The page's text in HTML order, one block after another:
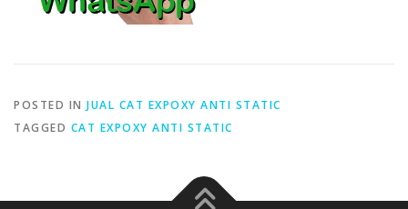
POSTED IN JUAL CAT EXPOXY ANTI STATIC
TAGGED CAT EXPOXY ANTI STATIC